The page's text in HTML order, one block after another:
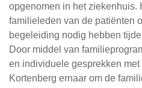
opgenomen in het ziekenhuis.
familieleden van de patiënten
begeleiding nodig hebben
Door middel van
en individuele gesprekken
Kortenberg ernaar om de